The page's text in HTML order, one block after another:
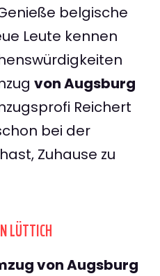
belgische
Leute kennen
von Augsburg
Reichert
bei der
Zuhause zu
LÜTTICH
von Augsburg